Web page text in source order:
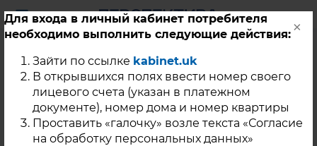
Для входа в личный кабинет потребителя
необходимо выполнить следующие действия:
Зайти по ссылке kabinet.uk
В открывшихся полях ввести номер своего
лицевого счета (указан в платежном
документе), номер дома и номер квартиры
Проставить «галочку» возле текста «Согласие
на обработку персональных данных»
×
Ограничения
отопления
Уважаемые жители г. Касли!